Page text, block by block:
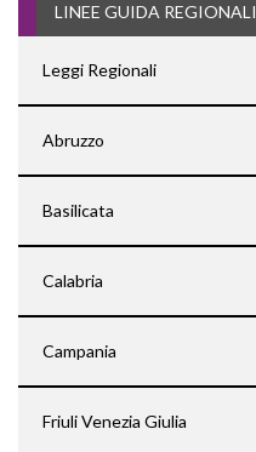
LINEE GUIDA REGIONALI
Leggi Regionali
Abruzzo
Basilicata
Calabria
Campania
Friuli Venezia Giulia